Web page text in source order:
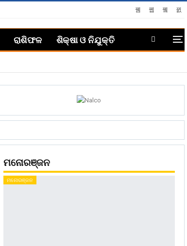
ରାଶିଫଳ ଶିକ୍ଷା ଓ ନିଯୁକ୍ତି
ମନୋରଞ୍ଜନ
ମନୋରଞ୍ଜନ